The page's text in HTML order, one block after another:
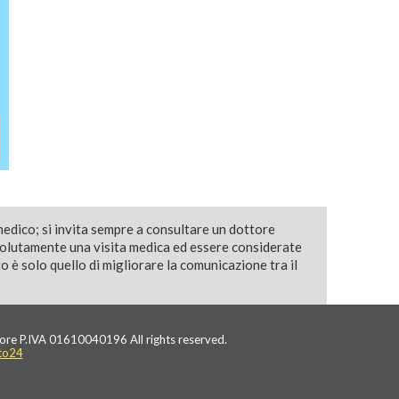
si invita sempre a consultare un dottore
una visita medica ed essere considerate
è solo quello di migliorare la comunicazione tra il
P.IVA 01610040196 All rights reserved.